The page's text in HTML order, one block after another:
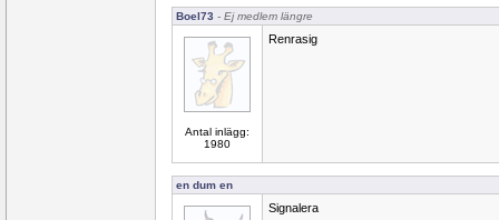
Boel73 - Ej medlem längre
Antal inlägg:
1980
Renrasig
en dum en
Signalera